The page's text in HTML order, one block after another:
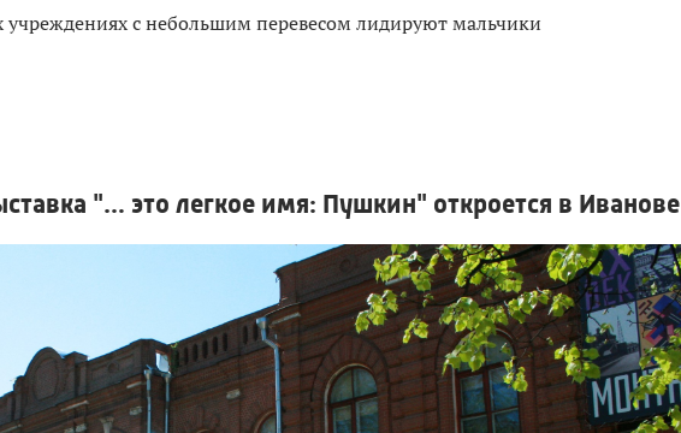
учреждениях с небольшим перевесом лидируют мальчики
"… это легкое имя: Пушкин" откроется в Иванове